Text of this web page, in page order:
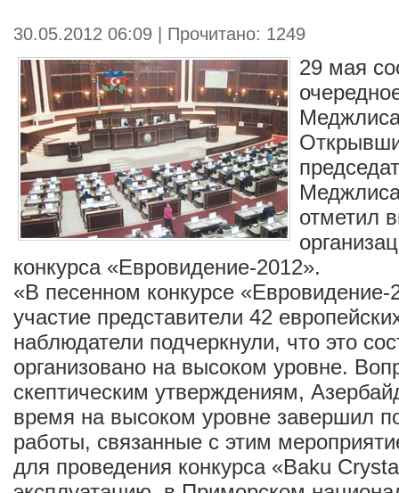
30.05.2012 06:09 | Прочитано: 1249
29 мая
отметил
конкурса «Евровидение-2012».
«В песенном конкурсе «Евровидение-
участие представители 42
наблюдатели подчеркнули, что это
организовано на высоком уровне.
скептическим утверждениям,
время на высоком уровне завершил
работы, связанные с этим
для проведения конкурса «Baku